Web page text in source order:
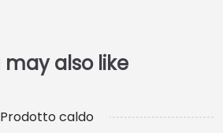
Prodotto caldo